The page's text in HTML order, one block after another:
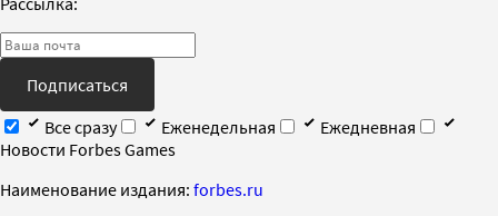
Подписаться
Все сразу
Еженедельная
Ежедневная
Новости Forbes Games
Наименование издания: forbes.ru